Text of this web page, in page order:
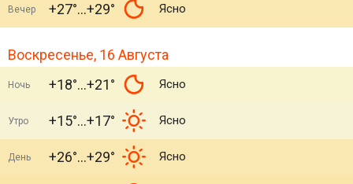
Вечер +27° +29° Ясно
Воскресенье, 16 Августа
Ночь +18° +21° Ясно
Утро +15° +17° Ясно
День +26° +29° Ясно